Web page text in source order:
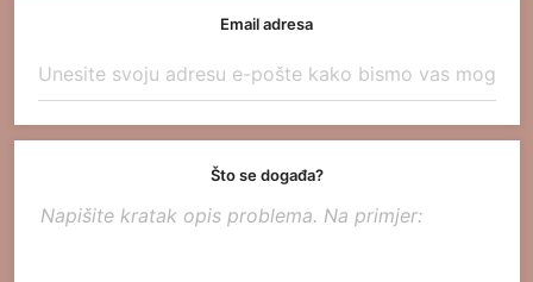
Email adresa
Što se događa?